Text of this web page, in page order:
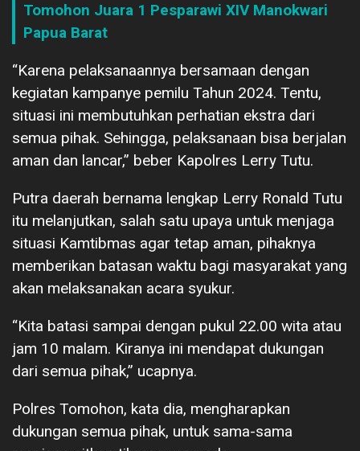
Tomohon Juara 1 Pesparawi XIV Manokwari
Papua Barat
“Karena pelaksanaannya bersamaan dengan
kegiatan kampanye pemilu Tahun 2024. Tentu,
situasi ini membutuhkan perhatian ekstra dari
semua pihak. Sehingga, pelaksanaan bisa berjalan
aman dan lancar,” beber Kapolres Lerry Tutu.
Putra daerah bernama lengkap Lerry Ronald Tutu
itu melanjutkan, salah satu upaya untuk menjaga
situasi Kamtibmas agar tetap aman, pihaknya
memberikan batasan waktu bagi masyarakat yang
akan melaksanakan acara syukur.
“Kita batasi sampai dengan pukul 22.00 wita atau
jam 10 malam. Kiranya ini mendapat dukungan
dari semua pihak,” ucapnya.
Polres Tomohon, kata dia, mengharapkan
dukungan semua pihak, untuk sama-sama